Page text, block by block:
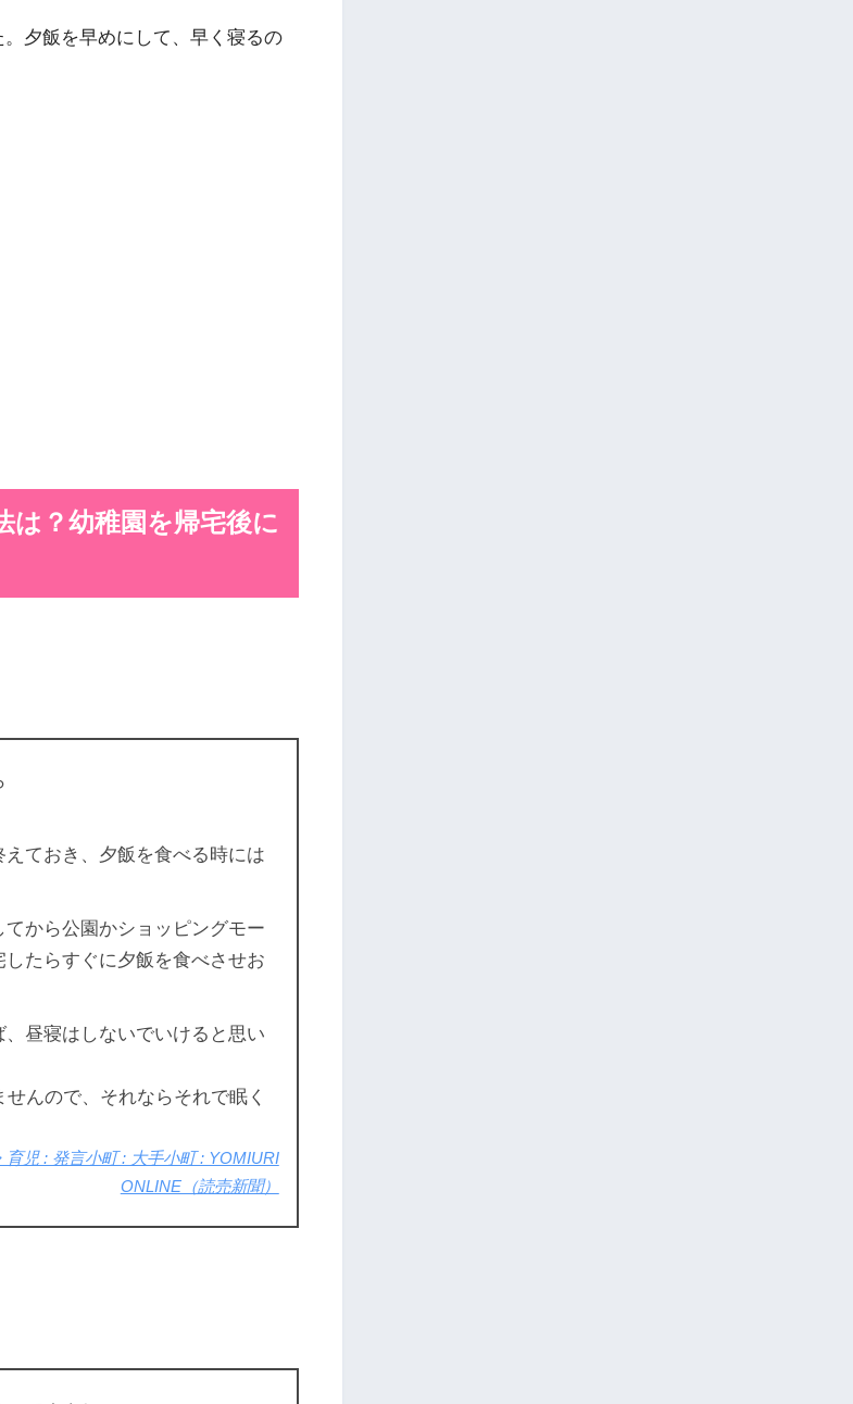
夕飯を早めにして、早く寝るの
は？幼稚園を帰宅後に
ておき、夕飯を食べる時には
から公園かショッピングモー
たらすぐに夕飯を食べさせお
昼寝はしないでいけると思い
んので、それならそれで眠く
児 : 発言小町 : 大手小町 : YOMIURI
ONLINE（読売新聞）